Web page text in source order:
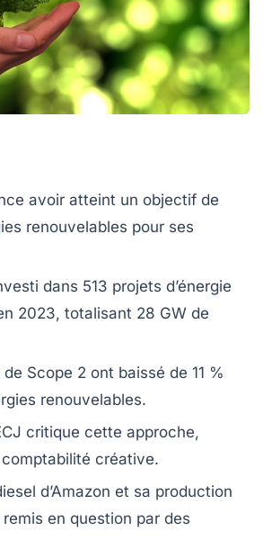
avoir atteint un objectif de
renouvelables pour ses
dans 513 projets d’énergie
2023, totalisant 28 GW de
de Scope 2 ont baissé de 11 %
renouvelables.
critique cette approche,
comptabilité créative.
d’Amazon et sa production
remis en question par des